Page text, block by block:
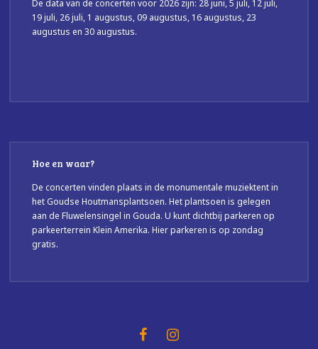
De data van de concerten voor 2026 zijn: 28 juni, 5 juli, 12 juli,
19 juli, 26 juli, 1 augustus, 09 augustus, 16 augustus, 23
augustus en 30 augustus.
Hoe en waar?
De concerten vinden plaats in de monumentale muziektent in
het Goudse Houtmansplantsoen. Het plantsoen is gelegen
aan de Fluwelensingel in Gouda. U kunt dichtbij parkeren op
parkeerterrein Klein Amerika. Hier parkeren is op zondag
gratis.